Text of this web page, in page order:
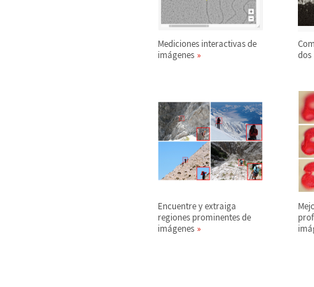
Mediciones interactivas de
imágenes
dos
Encuentre y extraiga
regiones prominentes de
imágenes
imá